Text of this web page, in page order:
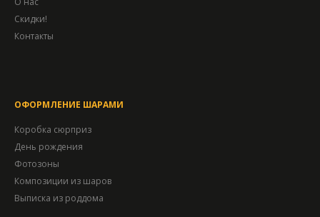
Скидки!
Контакты
ОФОРМЛЕНИЕ ШАРАМИ
Коробка сюрприз
День рождения
Фотозоны
Композиции из шаров
Выписка из роддома